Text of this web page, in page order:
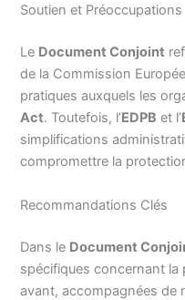
Soutien et Préoccupations
Le Document Conjoint
de la Commission
pratiques auxquels les
Act. Toutefois, l’EDPB et l’
simplifications
compromettre la
Recommandations Clés
Dans le Document
spécifiques concernant
avant, accompagnées de